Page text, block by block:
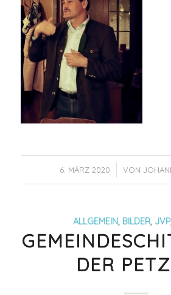
6. MÄRZ 2020
/ VON
ALLGEMEIN, BILDER, JVP
DER